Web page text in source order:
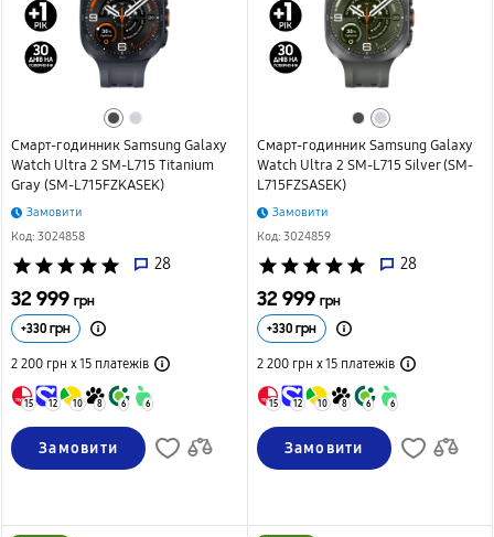
Смарт-годинник Samsung Galaxy
Watch Ultra 2 SM-L715 Titanium
Gray (SM-L715FZKASEK)
Замовити
Код: 3024858
star star star star star 28
32 999 грн
+330 грн
2 200 грн х 15 платежів
15 12 10 8 6 6
Замовити
Смарт-годинник Samsung Galaxy
Watch Ultra 2 SM-L715 Silver (SM-
L715FZSASEK)
Замовити
Код: 3024859
star star star star star 28
32 999 грн
+330грн
2 200 грн х 15платежів
15 12 10 8 6 6
Замовити